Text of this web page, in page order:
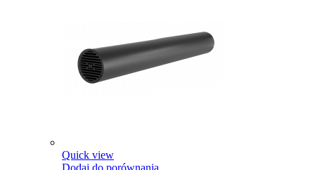
Quick view
Dodaj do porównania